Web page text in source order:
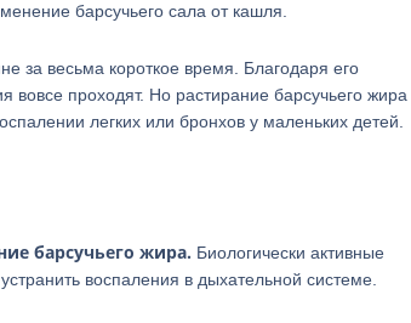
барсучьего сала от кашля.
за весьма короткое время. Благодаря его
вовсе проходят. Но растирание барсучьего жира
легких или бронхов у маленьких детей.
барсучьего жира. Биологически активные
воспаления в дыхательной системе.